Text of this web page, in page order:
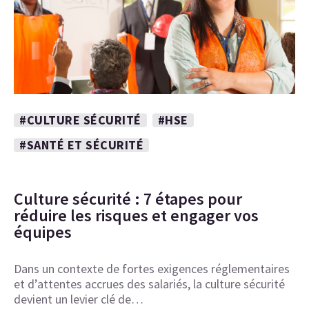
#CULTURE SÉCURITÉ
#HSE
#SANTÉ ET SÉCURITÉ
Culture sécurité : 7 étapes pour
réduire les risques et engager vos
équipes
Dans un contexte de fortes exigences réglementaires
et d’attentes accrues des salariés, la culture sécurité
devient un levier clé de…